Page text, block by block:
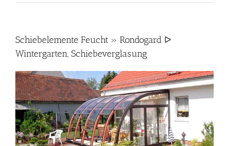
Schiebelemente Feucht » Rondogard ᐅ
Wintergarten, Schiebeverglasung